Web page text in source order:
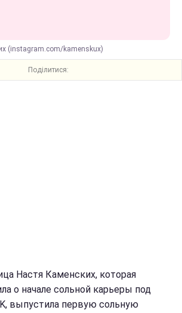
(instagram.com/kamenskux)
Поділитися:
Настя Каменских, которая
о начале сольной карьеры под
выпустила первую сольную